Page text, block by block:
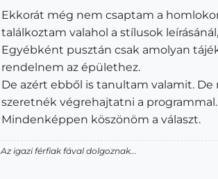
Ekkorát még nem csaptam a
találkoztam valahol a stílusok
Egyébként pusztán csak amolyan
rendelnem az épülethez.
De azért ebből is tanultam valamit.
szeretnék végrehajtatni a programmal.
Mindenképpen köszönöm a választ.
Az igazi férfiak fával dolgoznak...